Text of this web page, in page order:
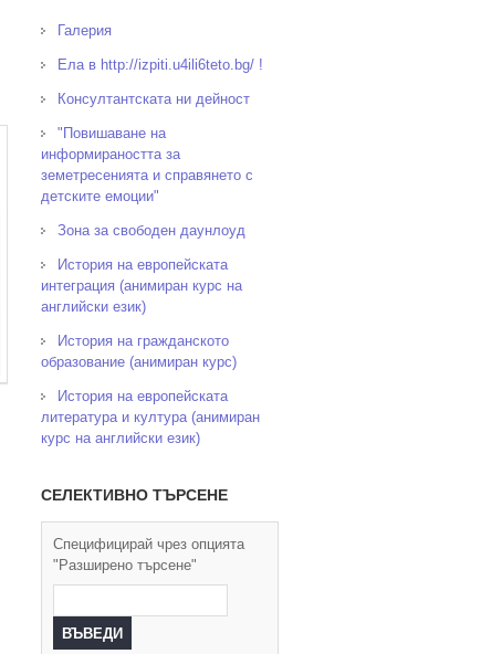
Галерия
Ела в http://izpiti.u4ili6teto.bg/ !
Консултантската ни дейност
"Повишаване на
информираността за
земетресенията и справянето с
детските емоции"
Зона за свободен даунлоуд
История на европейската
интеграция (анимиран курс на
английски език)
История на гражданското
образование (анимиран курс)
История на европейската
литература и култура (анимиран
курс на английски език)
СЕЛЕКТИВНО ТЪРСЕНЕ
Специфицирай чрез опцията
"Разширено търсене"